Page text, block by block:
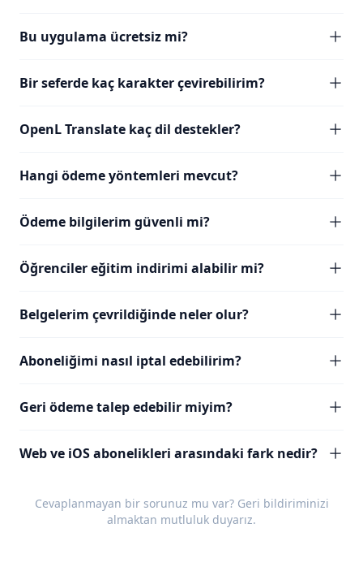
Bu uygulama ücretsiz mi?
Bir seferde kaç karakter çevirebilirim?
OpenL Translate kaç dil destekler?
Hangi ödeme yöntemleri mevcut?
Ödeme bilgilerim güvenli mi?
Öğrenciler eğitim indirimi alabilir mi?
Belgelerim çevrildiğinde neler olur?
Aboneliğimi nasıl iptal edebilirim?
Geri ödeme talep edebilir miyim?
Web ve iOS abonelikleri arasındaki fark nedir?
Cevaplanmayan bir sorunuz mu var? Geri bildiriminizi
almaktan mutluluk duyarız.